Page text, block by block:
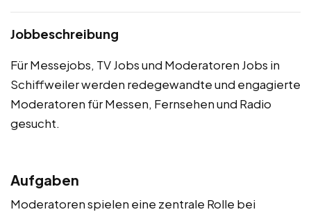
Jobbeschreibung
Für Messejobs, TV Jobs und Moderatoren Jobs in
Schiffweiler werden redegewandte und engagierte
Moderatoren für Messen, Fernsehen und Radio
gesucht.
Aufgaben
Moderatoren spielen eine zentrale Rolle bei